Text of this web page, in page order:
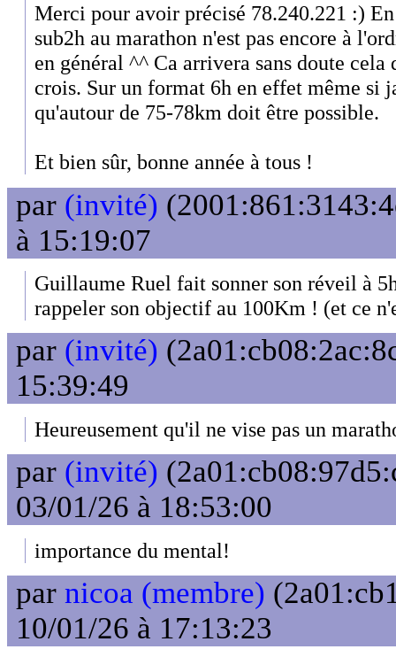
Merci pour avoir précisé 78.240.221 :)
sub2h au marathon n'est pas encore à
en général ^^ Ca arrivera sans doute
crois. Sur un format 6h en effet même si
qu'autour de 75-78km doit être possible.
Et bien sûr, bonne année à tous !
par (invité)
à 15:19:07
Guillaume Ruel fait sonner son réveil à
rappeler son objectif au 100Km ! (et ce
par (invité)
15:39:49
Heureusement qu'il ne vise pas un
par (invité)
03/01/26 à 18:53:00
importance du mental!
par nicoa (membre)
10/01/26 à 17:13:23